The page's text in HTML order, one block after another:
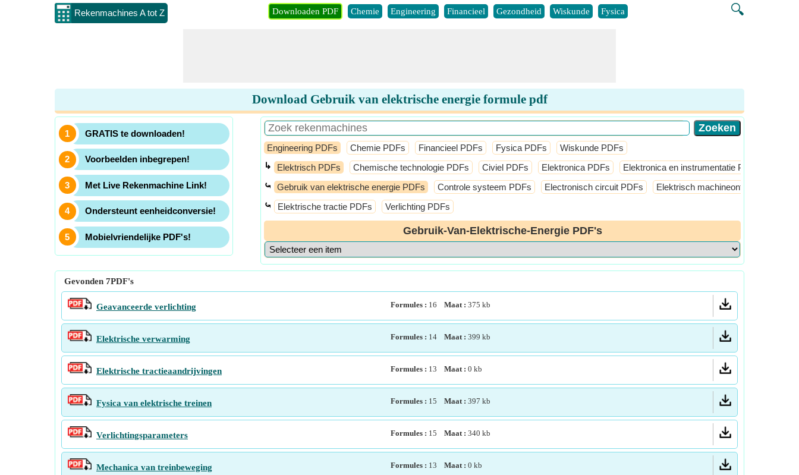
Rekenmachines A tot Z 🔍
Downloaden PDF Chemie Engineering Financieel Gezondheid Wiskunde Fysica
Download Gebruik van elektrische energie formule pdf
GRATIS te downloaden!
Voorbeelden inbegrepen!
Met Live Rekenmachine Link!
Ondersteunt eenheidconversie!
Mobielvriendelijke PDF's!
Engineering PDFs Chemie PDFs Financieel PDFs Fysica PDFs Wiskunde PDFs
↳ Elektrisch PDFs Chemische technologie PDFs Civiel PDFs Elektronica PDFs Elektronica en instrumentatie PDFs
⤿ Gebruik van elektrische energie PDFs Controle systeem PDFs Electronisch circuit PDFs Elektrisch machineontwerp PDFs
⤿ Elektrische tractie PDFs Verlichting PDFs
Gebruik-Van-Elektrische-Energie PDF's
Gevonden 7PDF's
Geavanceerde verlichting Formules : 16 Maat : 375 kb
Elektrische verwarming Formules : 14 Maat : 399 kb
Elektrische tractieaandrijvingen Formules : 13 Maat : 0 kb
Fysica van elektrische treinen Formules : 15 Maat : 397 kb
Verlichtingsparameters Formules : 15 Maat : 340 kb
Mechanica van treinbeweging Formules : 13 Maat : 0 kb